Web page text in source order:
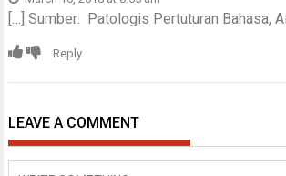
[…] Sumber: Patologis Pertuturan Bahasa,
Reply
LEAVE A COMMENT